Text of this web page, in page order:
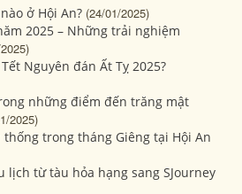
ở Hội An? (24/01/2025)
2025 – Những trải nghiệm
Nguyên đán Ất Tỵ 2025?
những điểm đến trăng mật
2025)
trong tháng Giêng tại Hội An
lịch từ tàu hỏa hạng sang SJourney